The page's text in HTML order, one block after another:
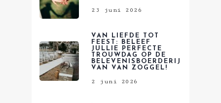
23 juni 2026
VAN LIEFDE TOT
FEEST: BELEEF
JULLIE PERFECTE
TROUWDAG OP DE
BELEVENISBOERDERIJ
VAN VAN ZOGGEL!
2 juni 2026